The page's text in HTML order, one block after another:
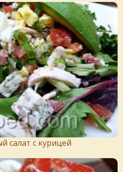
салат с курицей